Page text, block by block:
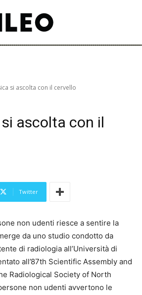
si ascolta con il cervello
ascolta con il
Twitter
non udenti riesce a sentire la
da uno studio condotto da
di radiologia all’Università di
all’87th Scientific Assembly and
Radiological Society of North
non udenti avvertono le